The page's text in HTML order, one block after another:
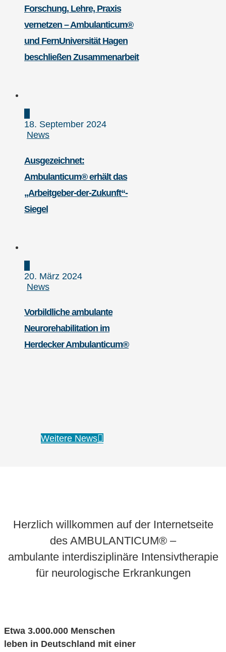
Forschung, Lehre, Praxis
vernetzen – Ambulanticum®
und FernUniversität Hagen
beschließen Zusammenarbeit
18. September 2024
News
Ausgezeichnet:
Ambulanticum® erhält das
„Arbeitgeber-der-Zukunft“-
Siegel
20. März 2024
News
Vorbildliche ambulante
Neurorehabilitation im
Herdecker Ambulanticum®
Weitere News
Herzlich willkommen auf der Internetseite
des AMBULANTICUM® –
ambulante interdisziplinäre Intensivtherapie
für neurologische Erkrankungen
Etwa 3.000.000 Menschen
leben in Deutschland mit einer